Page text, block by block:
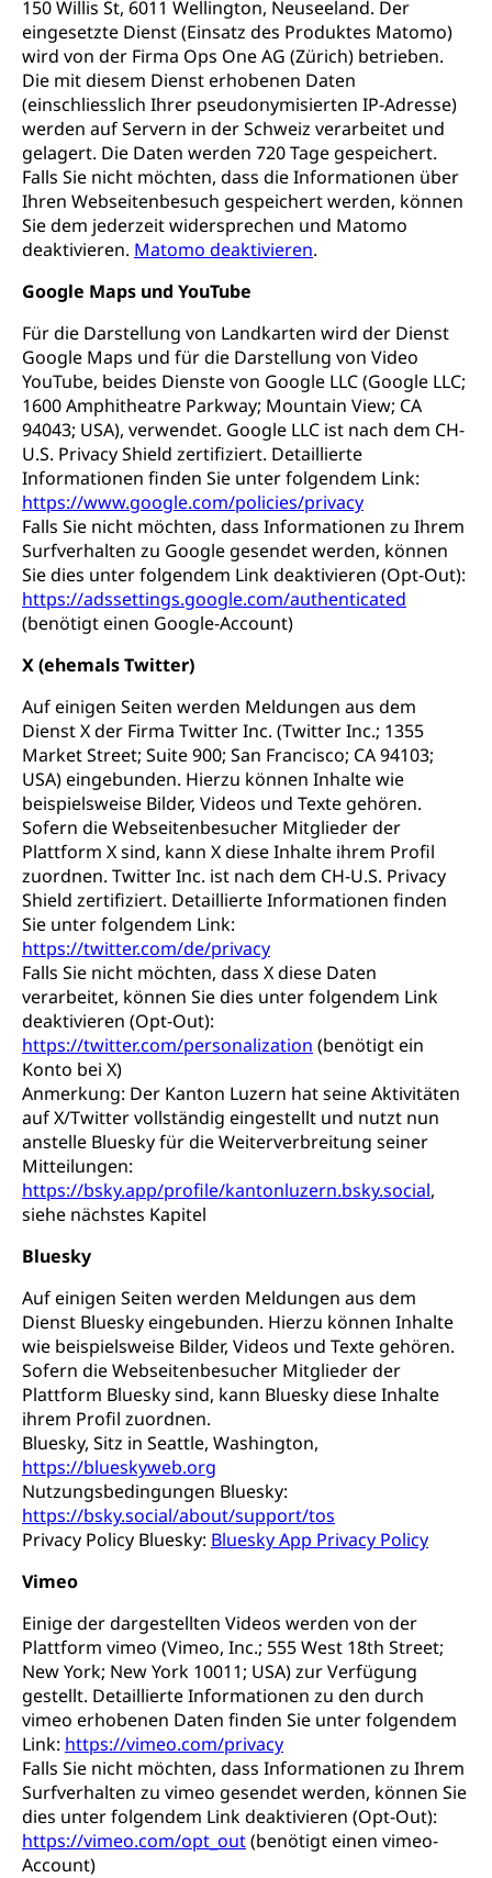
150 Willis St, 6011 Wellington, Neuseeland. Der
eingesetzte Dienst (Einsatz des Produktes Matomo)
wird von der Firma Ops One AG (Zürich) betrieben.
Die mit diesem Dienst erhobenen Daten
(einschliesslich Ihrer pseudonymisierten IP-Adresse)
werden auf Servern in der Schweiz verarbeitet und
gelagert. Die Daten werden 720 Tage gespeichert.
Falls Sie nicht möchten, dass die Informationen über
Ihren Webseitenbesuch gespeichert werden, können
Sie dem jederzeit widersprechen und Matomo
deaktivieren. Matomo deaktivieren.
Google Maps und YouTube
Für die Darstellung von Landkarten wird der Dienst
Google Maps und für die Darstellung von Video
YouTube, beides Dienste von Google LLC (Google LLC;
1600 Amphitheatre Parkway; Mountain View; CA
94043; USA), verwendet. Google LLC ist nach dem CH-
U.S. Privacy Shield zertifiziert. Detaillierte
Informationen finden Sie unter folgendem Link:
https://www.google.com/policies/privacy
Falls Sie nicht möchten, dass Informationen zu Ihrem
Surfverhalten zu Google gesendet werden, können
Sie dies unter folgendem Link deaktivieren (Opt-Out):
https://adssettings.google.com/authenticated
(benötigt einen Google-Account)
X (ehemals Twitter)
Auf einigen Seiten werden Meldungen aus dem
Dienst X der Firma Twitter Inc. (Twitter Inc.; 1355
Market Street; Suite 900; San Francisco; CA 94103;
USA) eingebunden. Hierzu können Inhalte wie
beispielsweise Bilder, Videos und Texte gehören.
Sofern die Webseitenbesucher Mitglieder der
Plattform X sind, kann X diese Inhalte ihrem Profil
zuordnen. Twitter Inc. ist nach dem CH-U.S. Privacy
Shield zertifiziert. Detaillierte Informationen finden
Sie unter folgendem Link:
https://twitter.com/de/privacy
Falls Sie nicht möchten, dass X diese Daten
verarbeitet, können Sie dies unter folgendem Link
deaktivieren (Opt-Out):
https://twitter.com/personalization (benötigt ein
Konto bei X)
Anmerkung: Der Kanton Luzern hat seine Aktivitäten
auf X/Twitter vollständig eingestellt und nutzt nun
anstelle Bluesky für die Weiterverbreitung seiner
Mitteilungen:
https://bsky.app/profile/kantonluzern.bsky.social,
siehe nächstes Kapitel
Bluesky
Auf einigen Seiten werden Meldungen aus dem
Dienst Bluesky eingebunden. Hierzu können Inhalte
wie beispielsweise Bilder, Videos und Texte gehören.
Sofern die Webseitenbesucher Mitglieder der
Plattform Bluesky sind, kann Bluesky diese Inhalte
ihrem Profil zuordnen.
Bluesky, Sitz in Seattle, Washington,
https://blueskyweb.org
Nutzungsbedingungen Bluesky:
https://bsky.social/about/support/tos
Privacy Policy Bluesky: Bluesky App Privacy Policy
Vimeo
Einige der dargestellten Videos werden von der
Plattform vimeo (Vimeo, Inc.; 555 West 18th Street;
New York; New York 10011; USA) zur Verfügung
gestellt. Detaillierte Informationen zu den durch
vimeo erhobenen Daten finden Sie unter folgendem
Link: https://vimeo.com/privacy
Falls Sie nicht möchten, dass Informationen zu Ihrem
Surfverhalten zu vimeo gesendet werden, können Sie
dies unter folgendem Link deaktivieren (Opt-Out):
https://vimeo.com/opt_out(benötigt einen vimeo-
Account)